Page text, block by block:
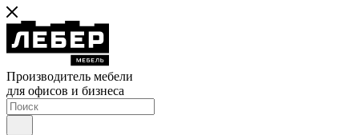
Производитель мебели
для офисов и бизнеса